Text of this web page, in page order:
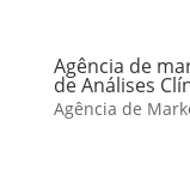
Agência de
de Análises
Agência de